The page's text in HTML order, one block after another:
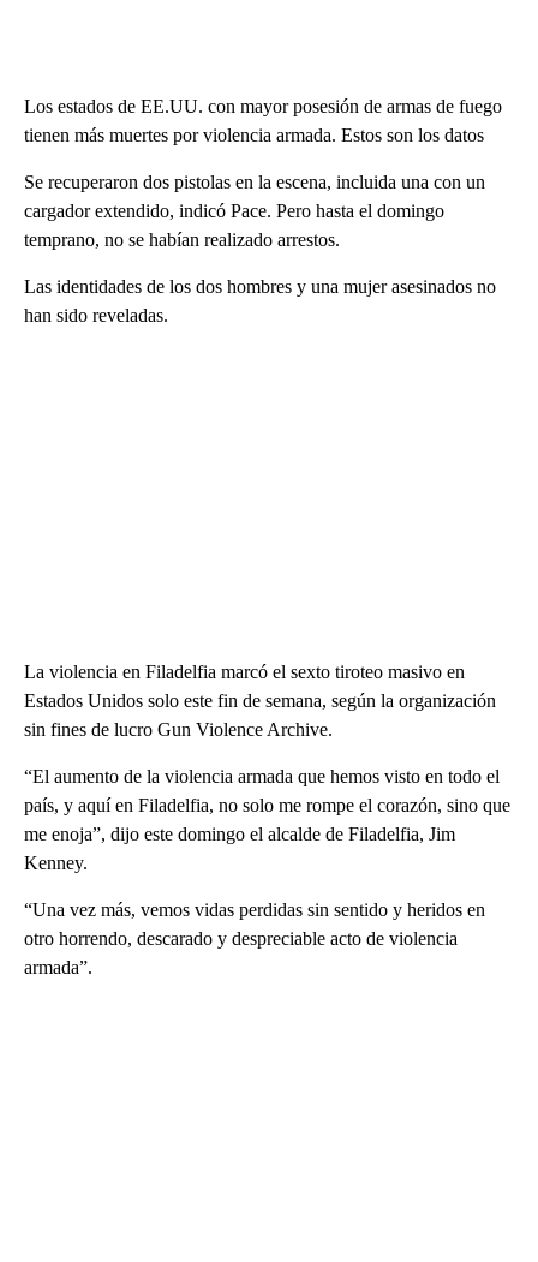
Los estados de EE.UU. con mayor posesión de armas de fuego
tienen más muertes por violencia armada. Estos son los datos
Se recuperaron dos pistolas en la escena, incluida una con un
cargador extendido, indicó Pace. Pero hasta el domingo
temprano, no se habían realizado arrestos.
Las identidades de los dos hombres y una mujer asesinados no
han sido reveladas.
La violencia en Filadelfia marcó el sexto tiroteo masivo en
Estados Unidos solo este fin de semana, según la organización
sin fines de lucro Gun Violence Archive.
“El aumento de la violencia armada que hemos visto en todo el
país, y aquí en Filadelfia, no solo me rompe el corazón, sino que
me enoja”, dijo este domingo el alcalde de Filadelfia, Jim
Kenney.
“Una vez más, vemos vidas perdidas sin sentido y heridos en
otro horrendo, descarado y despreciable acto de violencia
armada”.